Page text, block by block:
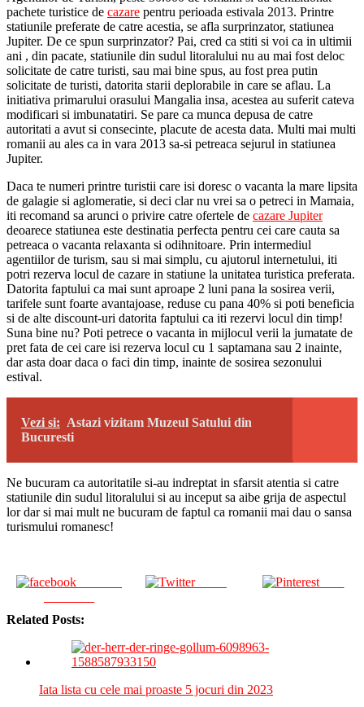
pachete turistice de cazare pentru perioada estivala 2013. Printre
statiunile preferate de catre acestia, se afla surprinzator, statiunea
Jupiter. De ce spun surprinzator? Pai, cred ca stiti si voi ca in ultimii
ani , din pacate, statiunile din sudul litoralului nu au mai fost deloc
solicitate de catre turisti, sau mai bine spus, au fost prea putin
solicitate de turisti, datorita starii deplorabile in care se aflau. La
initiativa primarului orasului Mangalia insa, acestea au suferit cateva
modificari si imbunatatiri. Se pare ca munca depusa de catre
autoritati a avut si consecinte, placute de acesta data. Multi mai multi
romanii au ales ca in vara 2013 sa-si petreaca sejurul in statiunea
Jupiter.
Daca te numeri printre turistii care isi doresc o vacanta la mare lipsita
de galagie si aglomeratie, si deci clar nu vrei sa o petreci in Mamaia,
iti recomand sa arunci o privire catre ofertele de cazare Jupiter
deoarece statiunea este destinatia perfecta pentru cei care cauta sa
petreaca o vacanta relaxanta si odihnitoare. Prin intermediul
agentiilor de turism, sau si mai simplu, cu ajutorul internetului, iti
potri rezerva locul de cazare in statiune la unitatea turistica preferata.
Datorita faptului ca mai sunt aproape 2 luni pana la sosirea verii,
tarifele sunt foarte avantajoase, reduse cu pana 40% si poti beneficia
si de alte discount-uri datorita faptului ca iti rezervi locul din timp!
Suna bine nu? Poti petrece o vacanta in mijlocul verii la jumatate de
pret fata de cei care isi rezerva locul cu 1 saptamana sau 2 inainte,
dar asta doar daca o faci din timp, inainte de sosirea sezonului
estival.
Vezi si: Astazi vizitam Muzeul Satului din
Bucuresti
Ne bucuram ca autoritatile si-au indreptat in sfarsit atentia si catre
statiunile din sudul litoralului si au inceput sa aibe grija de aspectul
lor dar si mai mult ne bucuram de faptul ca romanii mai dau o sansa
turismului romanesc!
Tweet Save
Related Posts:
Iata lista cu cele mai proaste 5 jocuri din 2023